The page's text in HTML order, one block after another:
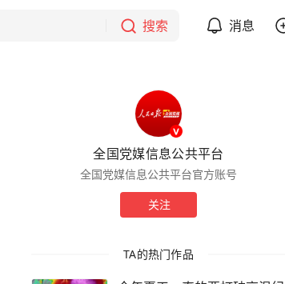
搜索 消息
全国党媒信息公共平台
全国党媒信息公共平台官方账号
关注
TA的热门作品